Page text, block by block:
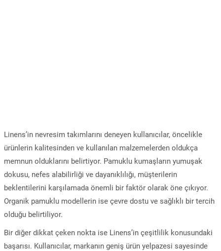
Linens’in nevresim takımlarını deneyen kullanıcılar, öncelikle
ürünlerin kalitesinden ve kullanılan malzemelerden oldukça
memnun olduklarını belirtiyor. Pamuklu kumaşların yumuşak
dokusu, nefes alabilirliği ve dayanıklılığı, müşterilerin
beklentilerini karşılamada önemli bir faktör olarak öne çıkıyor.
Organik pamuklu modellerin ise çevre dostu ve sağlıklı bir tercih
olduğu belirtiliyor.
Bir diğer dikkat çeken nokta ise Linens’in çeşitlilik konusundaki
başarısı. Kullanıcılar, markanın geniş ürün yelpazesi sayesinde